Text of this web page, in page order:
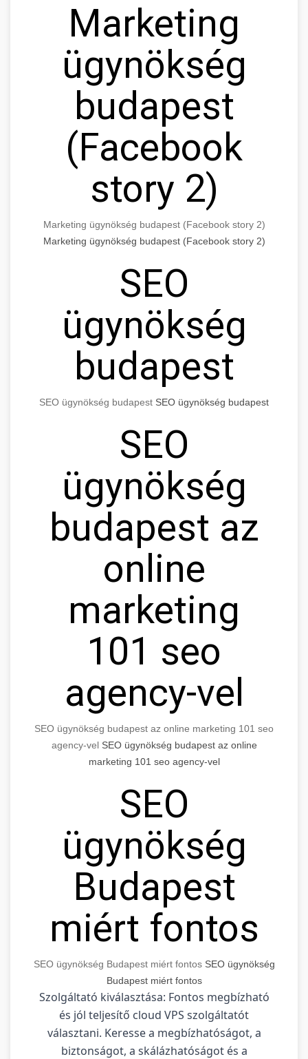
Marketing
ügynökség
budapest
(Facebook
story 2)
Marketing ügynökség budapest (Facebook story 2)
Marketing ügynökség budapest (Facebook story 2)
SEO
ügynökség
budapest
SEO ügynökség budapest SEO ügynökség budapest
SEO
ügynökség
budapest az
online
marketing
101 seo
agency-vel
SEO ügynökség budapest az online marketing 101 seo
agency-vel SEO ügynökség budapest az online
marketing 101 seo agency-vel
SEO
ügynökség
Budapest
miért fontos
SEO ügynökség Budapest miért fontos SEO ügynökség
Budapest miért fontos
Szolgáltató kiválasztása: Fontos megbízható
és jól teljesítő cloud VPS szolgáltatót
választani. Keresse a megbízhatóságot, a
biztonságot, a skálázhatóságot és a